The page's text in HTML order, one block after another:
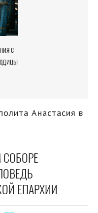
с
Анастасия в
ЕПАРХИИ